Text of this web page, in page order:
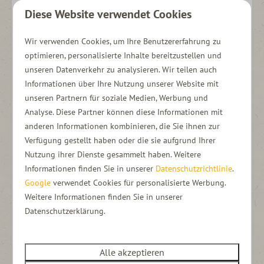
Buitenstoelen en -tafel
Fietsendrager op de trekhaak
Zonnepaneel
Inventaris
Volledige keuken inventaris
Dekbedden
Cruisecontrol
Mediaconsole & oplaadkabeltje telefoon
Parkeersensoren voor- en achter
Rijbereik: circa 350 kilometer praktijkrange
Diese Website verwendet Cookies
Wir verwenden Cookies, um Ihre Benutzererfahrung zu
optimieren, personalisierte Inhalte bereitzustellen und
unseren Datenverkehr zu analysieren. Wir teilen auch
Informationen über Ihre Nutzung unserer Website mit
unseren Partnern für soziale Medien, Werbung und
Analyse. Diese Partner können diese Informationen mit
anderen Informationen kombinieren, die Sie ihnen zur
Verfügung gestellt haben oder die sie aufgrund Ihrer
Nutzung ihrer Dienste gesammelt haben. Weitere
Informationen finden Sie in unserer Datenschutzrichtlinie.
Google verwendet Cookies für personalisierte Werbung.
Weitere Informationen finden Sie in unserer
Datenschutzerklärung.
Alle akzeptieren